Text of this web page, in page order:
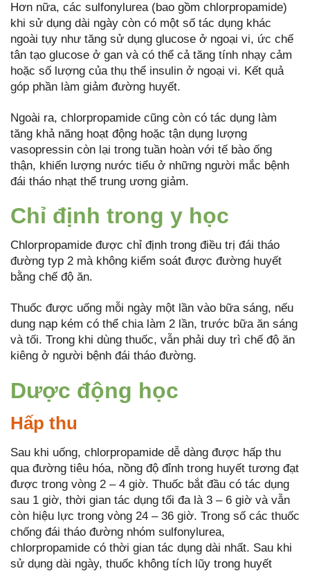
Hơn nữa, các sulfonylurea (bao gồm chlorpropamide)
khi sử dụng dài ngày còn có một số tác dụng khác
ngoài tụy như tăng sử dụng glucose ở ngoại vi, ức chế
tân tạo glucose ở gan và có thể cả tăng tính nhạy cảm
hoặc số lượng của thụ thể insulin ở ngoại vi. Kết quả
góp phần làm giảm đường huyết.
Ngoài ra, chlorpropamide cũng còn có tác dụng làm
tăng khả năng hoạt động hoặc tận dụng lượng
vasopressin còn lại trong tuần hoàn với tế bào ống
thận, khiến lượng nước tiểu ở những người mắc bệnh
đái tháo nhạt thể trung ương giảm.
Chỉ định trong y học
Chlorpropamide được chỉ định trong điều trị đái tháo
đường typ 2 mà không kiểm soát được đường huyết
bằng chế độ ăn.
Thuốc được uống mỗi ngày một lần vào bữa sáng, nếu
dung nạp kém có thể chia làm 2 lần, trước bữa ăn sáng
và tối. Trong khi dùng thuốc, vẫn phải duy trì chế độ ăn
kiêng ở người bệnh đái tháo đường.
Dược động học
Hấp thu
Sau khi uống, chlorpropamide dễ dàng được hấp thu
qua đường tiêu hóa, nồng độ đỉnh trong huyết tương đạt
được trong vòng 2 – 4 giờ. Thuốc bắt đầu có tác dụng
sau 1 giờ, thời gian tác dụng tối đa là 3 – 6 giờ và vẫn
còn hiệu lực trong vòng 24 – 36 giờ. Trong số các thuốc
chống đái tháo đường nhóm sulfonylurea,
chlorpropamide có thời gian tác dụng dài nhất. Sau khi
sử dụng dài ngày, thuốc không tích lũy trong huyết